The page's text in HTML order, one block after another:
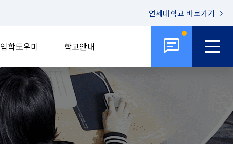
연세대학교 바로가기
입학도우미 학교안내